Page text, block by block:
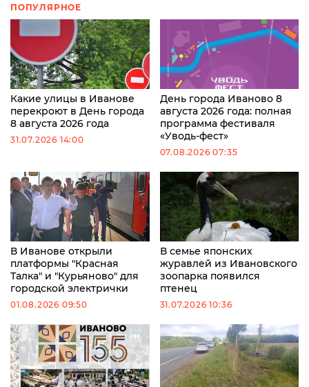
ПОПУЛЯРНОЕ
Какие улицы в Иванове
перекроют в День города
8 августа 2026 года
31.07.2026 14:00
День города Иваново 8
августа 2026 года: полная
программа фестиваля
«Уводь-фест»
07.08.2026 07:35
В Иванове открыли
платформы "Красная
Талка" и "Курьяново" для
городской электрички
01.08.2026 09:50
В семье японских
журавлей из Ивановского
зоопарка появился
птенец
31.07.2026 10:36